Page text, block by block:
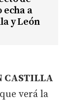
a
y León
CASTILLA
verá la